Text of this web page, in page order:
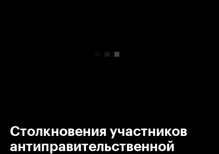
Столкновения участников
антиправительственной